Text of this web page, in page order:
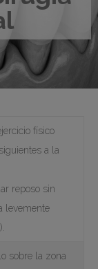
físico
a la
reposo sin
levemente
sobre la zona